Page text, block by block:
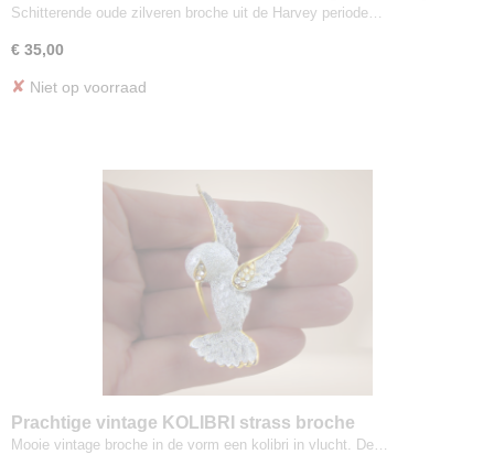
Schitterende oude zilveren broche uit de Harvey periode…
€ 35,00
✘ Niet op voorraad
Prachtige vintage KOLIBRI strass broche
Mooie vintage broche in de vorm een kolibri in vlucht. De…